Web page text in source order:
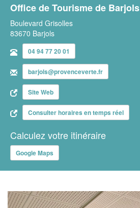
Office de Tourisme de Barjols
Boulevard Grisolles
83670 Barjols
04 94 77 20 01
barjols@provenceverte.fr
Site Web
Consulter horaires en temps réel
Calculez votre itinéraire
Google Maps